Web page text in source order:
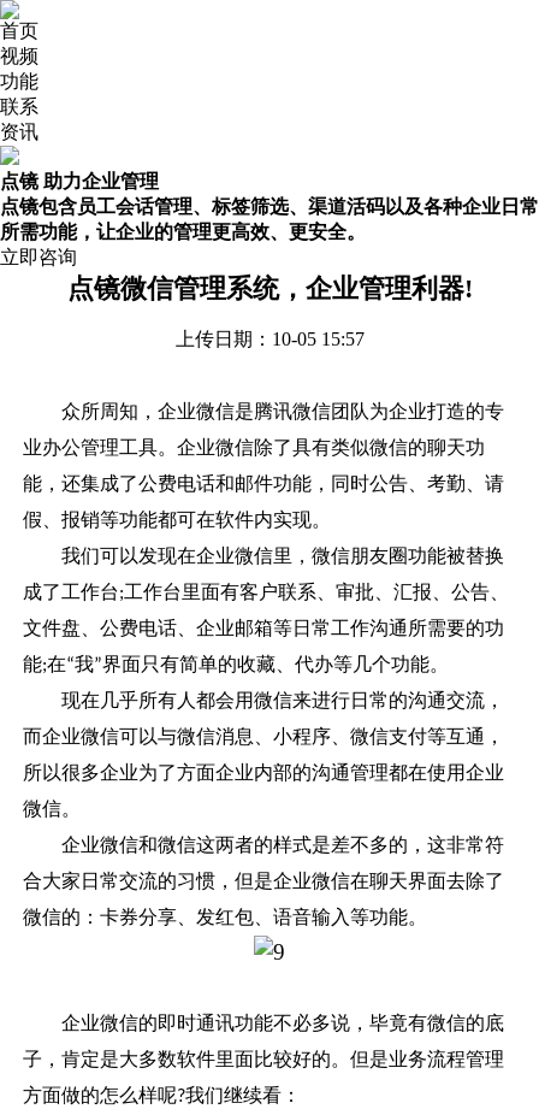
首页
视频
功能
联系
资讯
点镜 助力企业管理
点镜包含员工会话管理、标签筛选、渠道活码以及各种企业日常
所需功能，让企业的管理更高效、更安全。
立即咨询
点镜微信管理系统，企业管理利器!
上传日期：10-05 15:57
众所周知，企业微信是腾讯微信团队为企业打造的专
业办公管理工具。企业微信除了具有类似微信的聊天功
能，还集成了公费电话和邮件功能，同时公告、考勤、请
假、报销等功能都可在软件内实现。
我们可以发现在企业微信里，微信朋友圈功能被替换
成了工作台;工作台里面有客户联系、审批、汇报、公告、
文件盘、公费电话、企业邮箱等日常工作沟通所需要的功
能;在“我”界面只有简单的收藏、代办等几个功能。
现在几乎所有人都会用微信来进行日常的沟通交流，
而企业微信可以与微信消息、小程序、微信支付等互通，
所以很多企业为了方面企业内部的沟通管理都在使用企业
微信。
企业微信和微信这两者的样式是差不多的，这非常符
合大家日常交流的习惯，但是企业微信在聊天界面去除了
微信的：卡券分享、发红包、语音输入等功能。
企业微信的即时通讯功能不必多说，毕竟有微信的底
子，肯定是大多数软件里面比较好的。但是业务流程管理
方面做的怎么样呢?我们继续看：